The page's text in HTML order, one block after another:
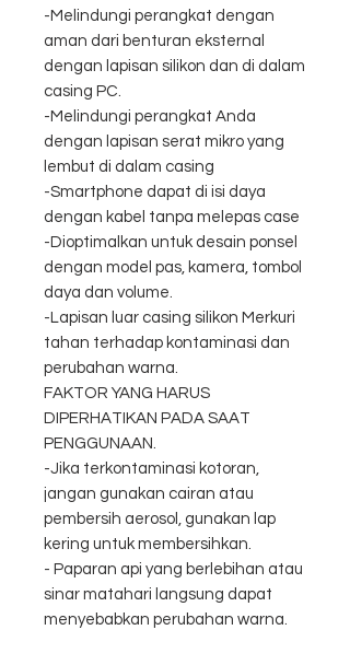
-Melindungi perangkat dengan
aman dari benturan eksternal
dengan lapisan silikon dan di dalam
casing PC.
-Melindungi perangkat Anda
dengan lapisan serat mikro yang
lembut di dalam casing
-Smartphone dapat di isi daya
dengan kabel tanpa melepas case
-Dioptimalkan untuk desain ponsel
dengan model pas, kamera, tombol
daya dan volume.
-Lapisan luar casing silikon Merkuri
tahan terhadap kontaminasi dan
perubahan warna.
FAKTOR YANG HARUS
DIPERHATIKAN PADA SAAT
PENGGUNAAN.
-Jika terkontaminasi kotoran,
jangan gunakan cairan atau
pembersih aerosol, gunakan lap
kering untuk membersihkan.
- Paparan api yang berlebihan atau
sinar matahari langsung dapat
menyebabkan perubahan warna.